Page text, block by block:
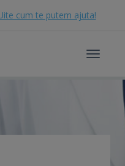
cum te putem ajuta!
Toggle